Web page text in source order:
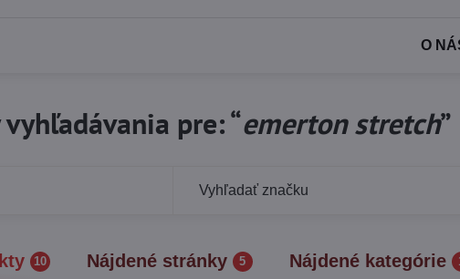
O
pre: “emerton stretch”
10 Nájdené stránky 5 Nájdené kategórie